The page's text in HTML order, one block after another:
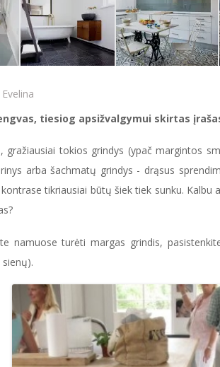
Evelina
tiesiog apsižvalgymui skirtas
gražiausiai tokios grindys (ypač margintos
arba šachmatų grindys - drąsus
tikriausiai būtų šiek tiek sunku.
namuose turėti margas grindis,